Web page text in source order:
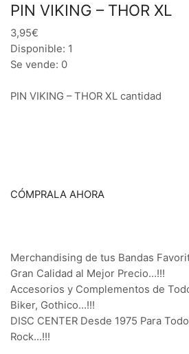
PIN VIKING – THOR XL
3,95€
Disponible: 1
Se vende: 0
PIN VIKING – THOR XL cantidad
CÓMPRALA AHORA
Merchandising de tus Bandas
Gran Calidad al Mejor Precio…!!!
Accesorios y Complementos de
Biker, Gothico…!!!
DISC CENTER Desde 1975 Para
Rock…!!!